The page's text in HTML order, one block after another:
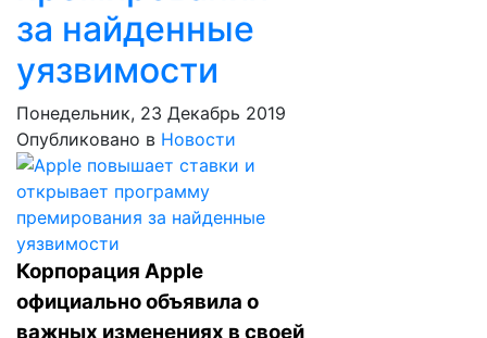
за найденные
уязвимости
Понедельник, 23 Декабрь 2019
Опубликовано в Новости
Корпорация Apple
официально объявила о
важных изменениях в своей